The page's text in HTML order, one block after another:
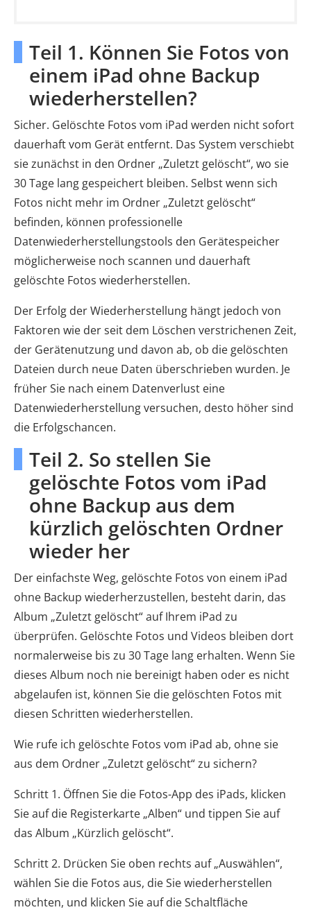
Teil 1. Können Sie Fotos von
einem iPad ohne Backup
wiederherstellen?
Sicher. Gelöschte Fotos vom iPad werden nicht sofort
dauerhaft vom Gerät entfernt. Das System verschiebt
sie zunächst in den Ordner „Zuletzt gelöscht“, wo sie
30 Tage lang gespeichert bleiben. Selbst wenn sich
Fotos nicht mehr im Ordner „Zuletzt gelöscht“
befinden, können professionelle
Datenwiederherstellungstools den Gerätespeicher
möglicherweise noch scannen und dauerhaft
gelöschte Fotos wiederherstellen.
Der Erfolg der Wiederherstellung hängt jedoch von
Faktoren wie der seit dem Löschen verstrichenen Zeit,
der Gerätenutzung und davon ab, ob die gelöschten
Dateien durch neue Daten überschrieben wurden. Je
früher Sie nach einem Datenverlust eine
Datenwiederherstellung versuchen, desto höher sind
die Erfolgschancen.
Teil 2. So stellen Sie
gelöschte Fotos vom iPad
ohne Backup aus dem
kürzlich gelöschten Ordner
wieder her
Der einfachste Weg, gelöschte Fotos von einem iPad
ohne Backup wiederherzustellen, besteht darin, das
Album „Zuletzt gelöscht“ auf Ihrem iPad zu
überprüfen. Gelöschte Fotos und Videos bleiben dort
normalerweise bis zu 30 Tage lang erhalten. Wenn Sie
dieses Album noch nie bereinigt haben oder es nicht
abgelaufen ist, können Sie die gelöschten Fotos mit
diesen Schritten wiederherstellen.
Wie rufe ich gelöschte Fotos vom iPad ab, ohne sie
aus dem Ordner „Zuletzt gelöscht“ zu sichern?
Schritt 1. Öffnen Sie die Fotos-App des iPads, klicken
Sie auf die Registerkarte „Alben“ und tippen Sie auf
das Album „Kürzlich gelöscht“.
Schritt 2. Drücken Sie oben rechts auf „Auswählen“,
wählen Sie die Fotos aus, die Sie wiederherstellen
möchten, und klicken Sie auf die Schaltfläche